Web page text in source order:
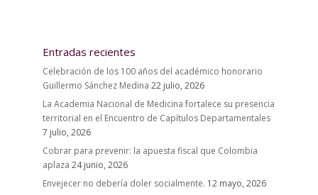
Entradas recientes
Celebración de los 100 años del académico honorario
Guillermo Sánchez Medina 22 julio, 2026
La Academia Nacional de Medicina fortalece su presencia
territorial en el Encuentro de Capítulos Departamentales
7 julio, 2026
Cobrar para prevenir: la apuesta fiscal que Colombia
aplaza 24 junio, 2026
Envejecer no debería doler socialmente. 12 mayo, 2026